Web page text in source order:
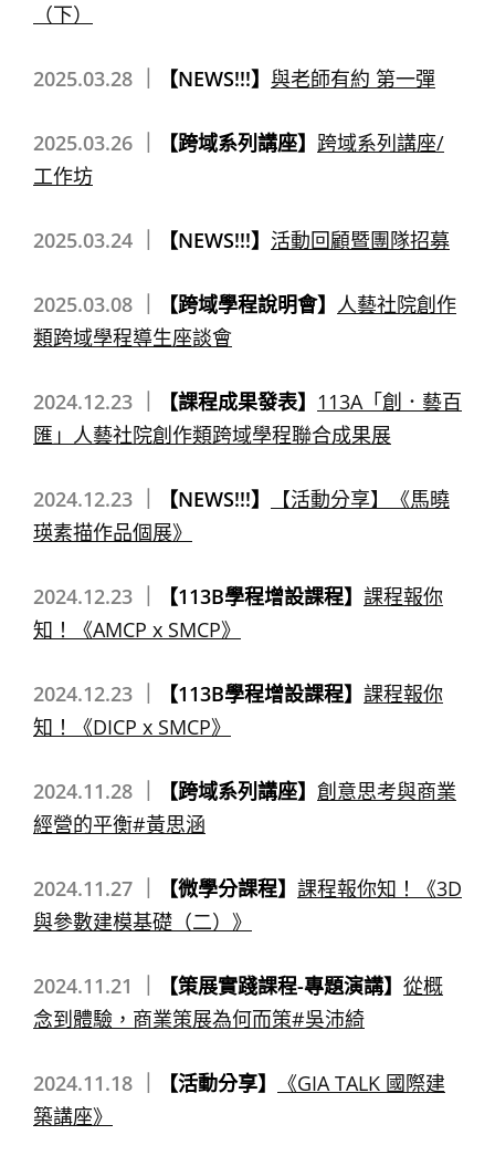
（下）
2025.03.28 ｜ 【NEWS!!!】 與老師有約 第一彈
2025.03.26 ｜ 【跨域系列講座】 跨域系列講座/
工作坊
2025.03.24 ｜ 【NEWS!!!】 活動回顧暨團隊招募
2025.03.08 ｜ 【跨域學程說明會】 人藝社院創作
類跨域學程導生座談會
2024.12.23 ｜ 【課程成果發表】 113A「創．藝百
匯」人藝社院創作類跨域學程聯合成果展
2024.12.23 ｜ 【NEWS!!!】
【活動分享】《馬曉
瑛素描作品個展》
2024.12.23 ｜ 【113B學程增設課程】 課程報你
知！《AMCP x SMCP》
2024.12.23 ｜ 【113B學程增設課程】 課程報你
知！《DICP x SMCP》
2024.11.28 ｜ 【跨域系列講座】 創意思考與商業
經營的平衡#黃思涵
2024.11.27 ｜ 【微學分課程】 課程報你知！《3D
與參數建模基礎（二）》
2024.11.21 ｜ 【策展實踐課程-專題演講】 從概
念到體驗，商業策展為何而策#吳沛綺
2024.11.18 ｜ 【活動分享】
《GIA TALK 國際建
築講座》